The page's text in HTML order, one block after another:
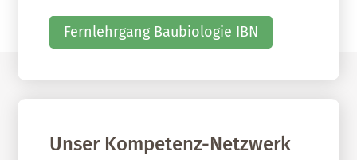
Fernlehrgang Baubiologie IBN
Unser Kompetenz-Netzwerk